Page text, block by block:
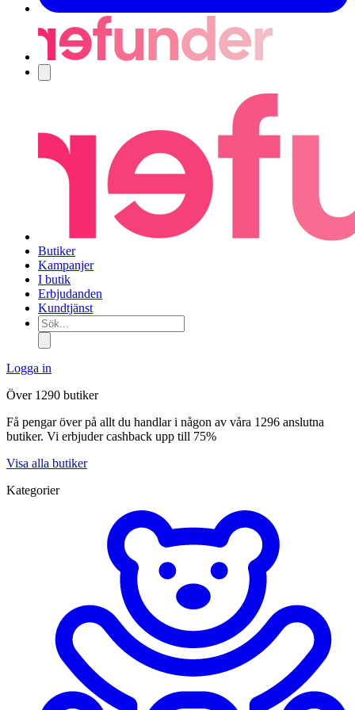
Butiker
Kampanjer
I butik
Erbjudanden
Kundtjänst
Sök...
Logga in
Över 1290 butiker
Få pengar över på allt du handlar i någon av våra 1296 anslutna
butiker. Vi erbjuder cashback upp till 75%
Visa alla butiker
Kategorier